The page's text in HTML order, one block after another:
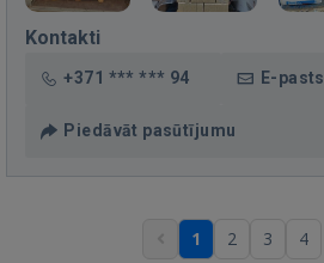
Kontakti
+371 *** *** 94 E-pasts
Piedāvāt pasūtījumu
1 2 3 4